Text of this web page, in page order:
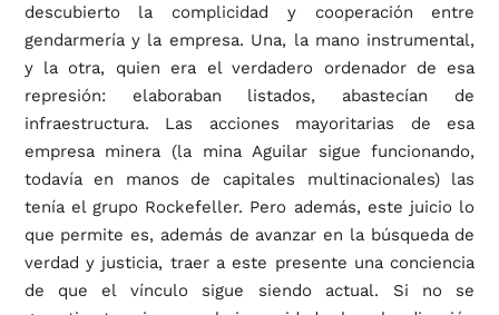
descubierto la complicidad y cooperación entre
gendarmería y la empresa. Una, la mano instrumental,
y la otra, quien era el verdadero ordenador de esa
represión: elaboraban listados, abastecían de
infraestructura. Las acciones mayoritarias de esa
empresa minera (la mina Aguilar sigue funcionando,
todavía en manos de capitales multinacionales) las
tenía el grupo Rockefeller. Pero además, este juicio lo
que permite es, además de avanzar en la búsqueda de
verdad y justicia, traer a este presente una conciencia
de que el vínculo sigue siendo actual. Si no se